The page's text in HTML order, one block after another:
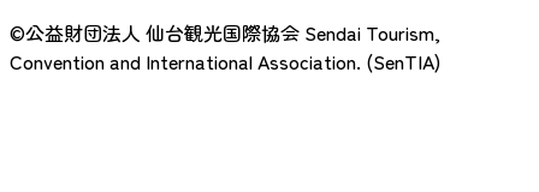
©公益財団法人 仙台観光国際協会 Sendai Tourism,
Convention and International Association. (SenTIA)